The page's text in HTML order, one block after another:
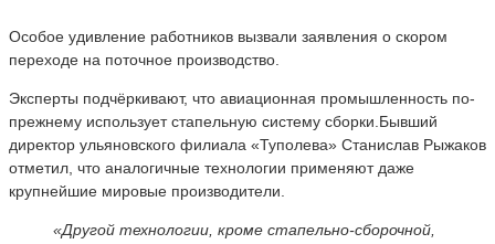
Особое удивление работников вызвали заявления о скором
переходе на поточное производство.
Эксперты подчёркивают, что авиационная промышленность по-
прежнему использует стапельную систему сборки.Бывший
директор ульяновского филиала «Туполева» Станислав Рыжаков
отметил, что аналогичные технологии применяют даже
крупнейшие мировые производители.
«Другой технологии, кроме стапельно-сборочной,